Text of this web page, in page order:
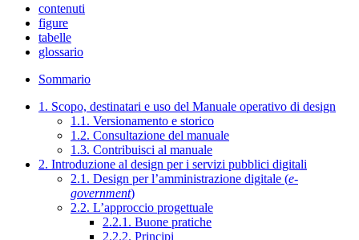
contenuti
figure
tabelle
glossario
Sommario
1. Scopo, destinatari e uso del Manuale operativo di design
1.1. Versionamento e storico
1.2. Consultazione del manuale
1.3. Contribuisci al manuale
2. Introduzione al design per i servizi pubblici digitali
2.1. Design per l’amministrazione digitale (e-
government)
2.2. L’approccio progettuale
2.2.1. Buone pratiche
2.2.2. Principi